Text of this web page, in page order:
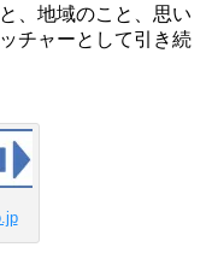
、地域のこと、思い
チャーとして引き続